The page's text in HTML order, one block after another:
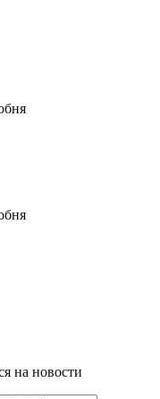
на новости